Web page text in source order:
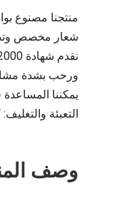
منتجنا مصنوع
شعار مخصص
نقدم شهادة SGS ، ISO9001: 2000.
ورحب بشدة
يمكننا
التعبئة
وصف